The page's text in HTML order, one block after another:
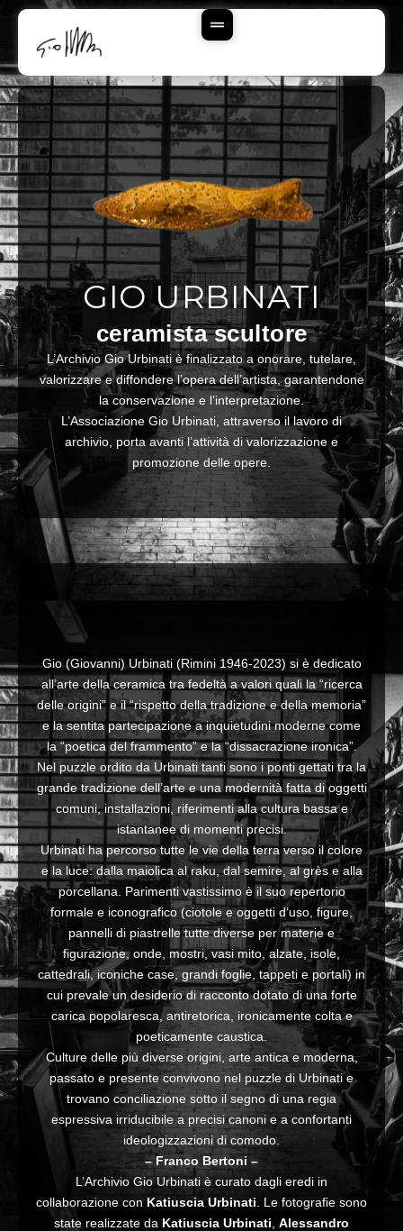
Contenuto
GIO URBINATI
ceramista scultore
L’Archivio Gio Urbinati è finalizzato a onorare, tutelare,
valorizzare e diffondere l’opera dell’artista, garantendone
la conservazione e l’interpretazione.
L’Associazione Gio Urbinati, attraverso il lavoro di
archivio, porta avanti l’attività di valorizzazione e
promozione delle opere.
Gio (Giovanni) Urbinati (Rimini 1946-2023) si è dedicato
all’arte della ceramica tra fedeltà a valori quali la “ricerca
delle origini” e il “rispetto della tradizione e della memoria”
e la sentita partecipazione a inquietudini moderne come
la “poetica del frammento” e la “dissacrazione ironica”.
Nel puzzle ordito da Urbinati tanti sono i ponti gettati tra la
grande tradizione dell’arte e una modernità fatta di oggetti
comuni, installazioni, riferimenti alla cultura bassa e
istantanee di momenti precisi.
Urbinati ha percorso tutte le vie della terra verso il colore
e la luce: dalla maiolica al raku, dal semire, al grès e alla
porcellana. Parimenti vastissimo è il suo repertorio
formale e iconografico (ciotole e oggetti d’uso, figure,
pannelli di piastrelle tutte diverse per materie e
figurazione, onde, mostri, vasi mito, alzate, isole,
cattedrali, iconiche case, grandi foglie, tappeti e portali) in
cui prevale un desiderio di racconto dotato di una forte
carica popolaresca, antiretorica, ironicamente colta e
poeticamente caustica.
Culture delle più diverse origini, arte antica e moderna,
passato e presente convivono nel puzzle di Urbinati e
trovano conciliazione sotto il segno di una regia
espressiva irriducibile a precisi canoni e a confortanti
ideologizzazioni di comodo.
– Franco Bertoni –
L’Archivio Gio Urbinati è curato dagli eredi in
collaborazione con Katiuscia Urbinati . Le fotografie sono
state realizzate da Katiuscia Urbinati Alessandro